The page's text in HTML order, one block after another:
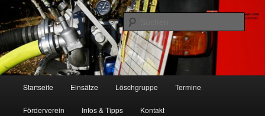
Zum
primären
Inhalt
springenFF Köln, LG RD
Freiwillige Feuerwehr Köln, Löschgruppe Rodenkirchen
Startseite Einsätze Löschgruppe Termine
Förderverein Infos & Tipps Kontakt